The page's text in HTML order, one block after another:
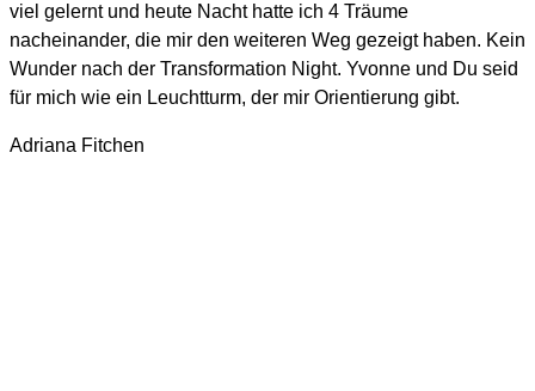
viel gelernt und heute Nacht hatte ich 4 Träume
nacheinander, die mir den weiteren Weg gezeigt haben. Kein
Wunder nach der Transformation Night. Yvonne und Du seid
für mich wie ein Leuchtturm, der mir Orientierung gibt.
Adriana Fitchen